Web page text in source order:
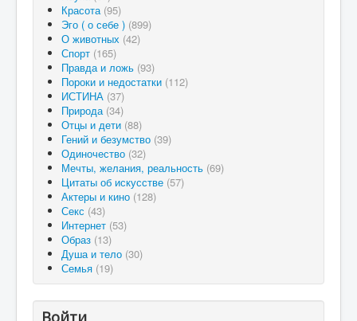
Красота (95)
Эго ( о себе ) (899)
О животных (42)
Спорт (165)
Правда и ложь (93)
Пороки и недостатки (112)
ИСТИНА (37)
Природа (34)
Отцы и дети (88)
Гений и безумство (39)
Одиночество (32)
Мечты, желания, реальность (69)
Цитаты об искусстве (57)
Актеры и кино (128)
Секс (43)
Интернет (53)
Образ (13)
Душа и тело (30)
Семья (19)
Войти